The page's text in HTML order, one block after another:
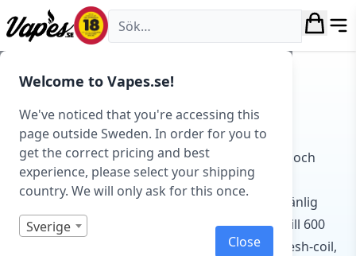
Welcome to Vapes.se!
We've noticed that you're accessing this
page outside Sweden. In order for you to
get the correct pricing and best
experience, please select your shipping
country. We will only ask for this once.
Sverige
Close
Vapes.se
Hem/E-cigarett startkit/paket
VOZOL GEAR 600
Vozol Gear 600 – Engångsvape med Mesh-Coil och
Upp till 600 Puffar
Vozol Gear 600
är en kompakt och användarvänlig
engångsvape
, utformad för att leverera upp till 600
puffar per enhet. Utrustad med en 0,8 ohm Mesh-coil,